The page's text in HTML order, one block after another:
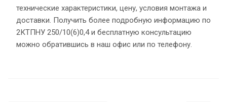
технические характеристики, цену, условия монтажа и
доставки. Получить более подробную информацию по
2КТПНУ 250/10(6)0,4 и бесплатную консультацию
можно обратившись в наш офис или по телефону.